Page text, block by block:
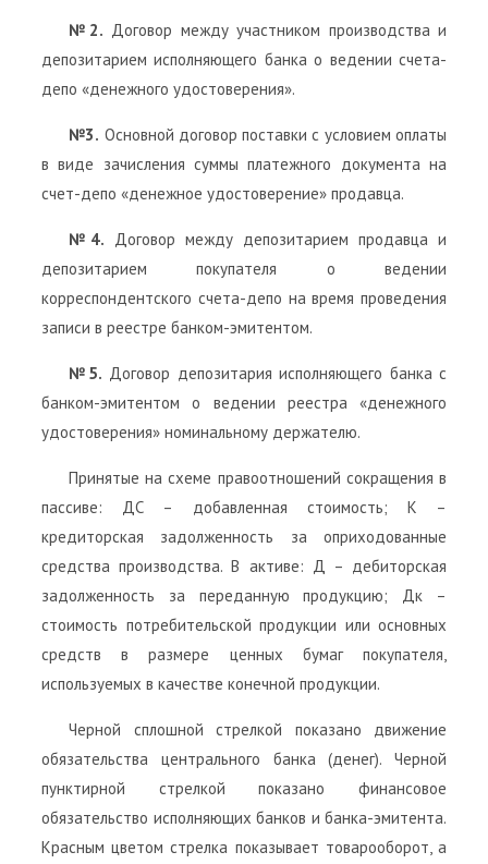
№2. Договор между участником производства и
депозитарием исполняющего банка о ведении счета-
депо «денежного удостоверения».
№3. Основной договор поставки с условием оплаты
в виде зачисления суммы платежного документа на
счет-депо «денежное удостоверение» продавца.
№4. Договор между депозитарием продавца и
депозитарием покупателя о ведении
корреспондентского счета-депо на время проведения
записи в реестре банком-эмитентом.
№5. Договор депозитария исполняющего банка с
банком-эмитентом о ведении реестра «денежного
удостоверения» номинальному держателю.
Принятые на схеме правоотношений сокращения в
пассиве: ДС – добавленная стоимость; К –
кредиторская задолженность за оприходованные
средства производства. В активе: Д – дебиторская
задолженность за переданную продукцию; Дк –
стоимость потребительской продукции или основных
средств в размере ценных бумаг покупателя,
используемых в качестве конечной продукции.
Черной сплошной стрелкой показано движение
обязательства центрального банка (денег). Черной
пунктирной стрелкой показано финансовое
обязательство исполняющих банков и банка-эмитента.
Красным цветом стрелка показывает товарооборот, а